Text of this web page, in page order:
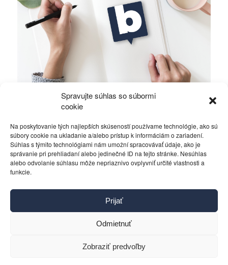
Spravujte súhlas so súbormi
cookie
Na poskytovanie tých najlepších skúseností používame technológie, ako sú
súbory cookie na ukladanie a/alebo prístup k informáciám o zariadení.
Súhlas s týmito technológiami nám umožní spracovávať údaje, ako je
správanie pri prehliadaní alebo jedinečné ID na tejto stránke. Nesúhlas
alebo odvolanie súhlasu môže nepriaznivo ovplyvniť určité vlastnosti a
funkcie.
Prijať
Odmietnuť
Zobraziť predvoľby
Ficova vláda a médiá…
Politika 4. decembra 2023
Kontakt
Pravidlá používania
Ochrana osobných údajov